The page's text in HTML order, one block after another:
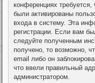
конференциях
были активированы
входа в систему. Эта
регистрации. Если вам
следуйте полученным
получено, то возможно,
email либо он
что ввели правильный
администратором.